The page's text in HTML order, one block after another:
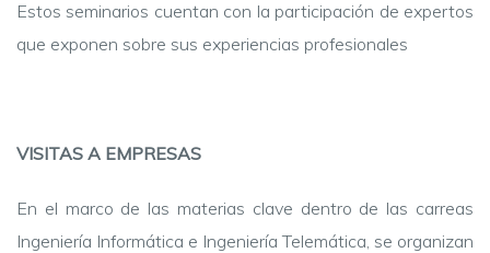
Estos seminarios cuentan con la participación de expertos
que exponen sobre sus experiencias profesionales
VISITAS A EMPRESAS
En el marco de las materias clave dentro de las carreas
Ingeniería Informática e Ingeniería Telemática, se organizan